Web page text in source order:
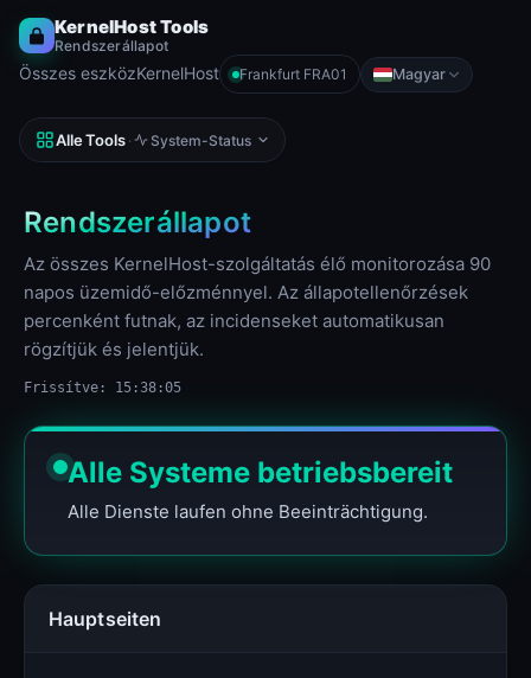
KernelHost Tools
Rendszerállapot
Összes eszközKernelHost Frankfurt FRA01 Magyar
Nyelv
Alle Tools · System-Status
Rendszerállapot
Az összes KernelHost-szolgáltatás élő monitorozása 90
napos üzemidő-előzménnyel. Az állapotellenőrzések
percenként futnak, az incidenseket automatikusan
rögzítjük és jelentjük.
Frissítve: 15:38:05
Alle Systeme betriebsbereit
Alle Dienste laufen ohne Beeinträchtigung.
Hauptseiten